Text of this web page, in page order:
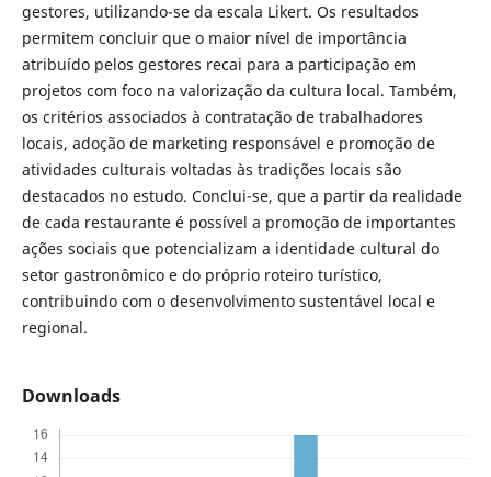
gestores, utilizando-se da escala Likert. Os resultados
permitem concluir que o maior nível de importância
atribuído pelos gestores recai para a participação em
projetos com foco na valorização da cultura local. Também,
os critérios associados à contratação de trabalhadores
locais, adoção de marketing responsável e promoção de
atividades culturais voltadas às tradições locais são
destacados no estudo. Conclui-se, que a partir da realidade
de cada restaurante é possível a promoção de importantes
ações sociais que potencializam a identidade cultural do
setor gastronômico e do próprio roteiro turístico,
contribuindo com o desenvolvimento sustentável local e
regional.
Downloads